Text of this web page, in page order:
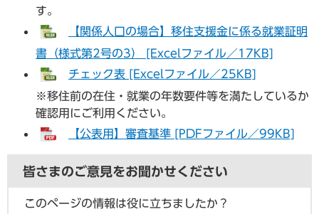
す。
【関係人口の場合】移住支援金に係る就業証明
書（様式第2号の3） [Excelファイル／17KB]
チェック表 [Excelファイル／25KB]
※移住前の在住・就業の年数要件等を満たしているか
確認用にご利用ください。
【公表用】審査基準 [PDFファイル／99KB]
皆さまのご意見をお聞かせください
このページの情報は役に立ちましたか？